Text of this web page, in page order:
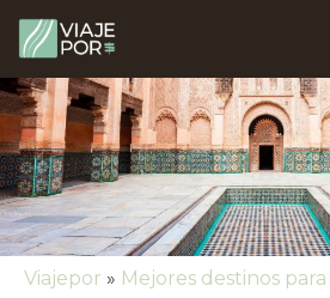
Saltar
contenido
Viajepor » Mejores destinos para